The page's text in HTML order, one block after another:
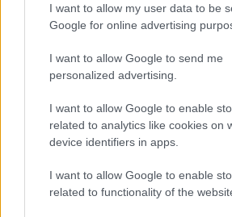
I want to allow my user data to be
Google for online advertising
I want to allow Google to send me
personalized advertising.
I want to allow Google to enable
related to analytics like cookies on
device identifiers in apps.
I want to allow Google to enable
related to functionality of the
ΕΛΛΑΔΑ2 ω. πριν
Σοκαρισμένο το ζευγάρι που
26χρονο της Κυψέλης: «Δεν
πιστέψουμε, τον είχαμε σαν